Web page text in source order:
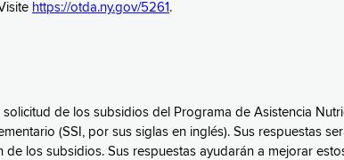
https://otda.ny.gov/5261 .
de los subsidios del Programa de Asistencia
(SSI, por sus siglas en inglés). Sus respuestas
los subsidios. Sus respuestas ayudarán a mejorar